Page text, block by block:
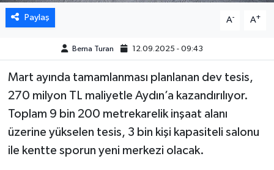
Paylaş A- A+
Berna Turan 12.09.2025 - 09:43
Mart ayında tamamlanması planlanan dev tesis,
270 milyon TL maliyetle Aydın’a kazandırılıyor.
Toplam 9 bin 200 metrekarelik inşaat alanı
üzerine yükselen tesis, 3 bin kişi kapasiteli salonu
ile kentte sporun yeni merkezi olacak.
HABERDE İNSAN
ÖZEL HABER
SAĞLIK